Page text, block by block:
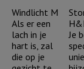
dat
verlangt
naar
water
Windlicht M
Als er een
lach in je
hart is, zal
die op je
Je